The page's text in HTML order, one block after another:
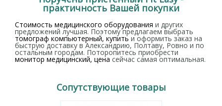
практичность Вашей покупки
Стоимость медицинского оборудования и других
предложений лучшая. Поэтому предлагаем выбрать
томограф компьютерный, купить и оформить заказ на
быструю доставку в Александрию, Полтаву, Ровно и по
остальным городам. Поторопитесь приобрести
монитор медицинский, цена сейчас самая оптимальная.
Сопутствующие товары